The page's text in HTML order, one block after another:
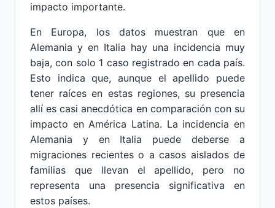
impacto importante.
En Europa, los datos muestran que en
Alemania y en Italia hay una incidencia muy
baja, con solo 1 caso registrado en cada país.
Esto indica que, aunque el apellido puede
tener raíces en estas regiones, su presencia
allí es casi anecdótica en comparación con su
impacto en América Latina. La incidencia en
Alemania y en Italia puede deberse a
migraciones recientes o a casos aislados de
familias que llevan el apellido, pero no
representa una presencia significativa en
estos países.